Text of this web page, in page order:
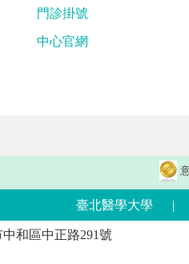
門診掛號
中心官網
臺北醫學大學 |
和區中正路291號